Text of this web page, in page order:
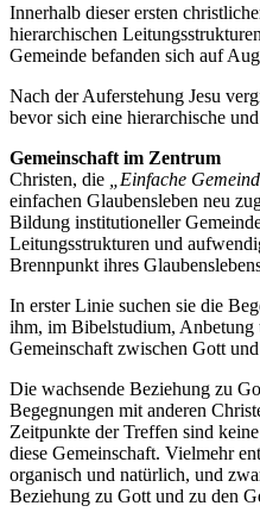
Innerhalb dieser ersten
hierarchischen
Gemeinde befanden sich auf
Nach der Auferstehung Jesu
bevor sich eine hierarchische
Gemeinschaft im Zentrum
Christen, die
„Einfache
einfachen Glaubensleben neu
Bildung institutioneller
Leitungsstrukturen und
Brennpunkt ihres
In erster Linie suchen sie die
ihm, im Bibelstudium,
Gemeinschaft zwischen Gott
Die wachsende Beziehung zu
Begegnungen mit anderen
Zeitpunkte der Treffen sind
diese Gemeinschaft. Vielmehr
organisch und natürlich, und
Beziehung zu Gott und zu den